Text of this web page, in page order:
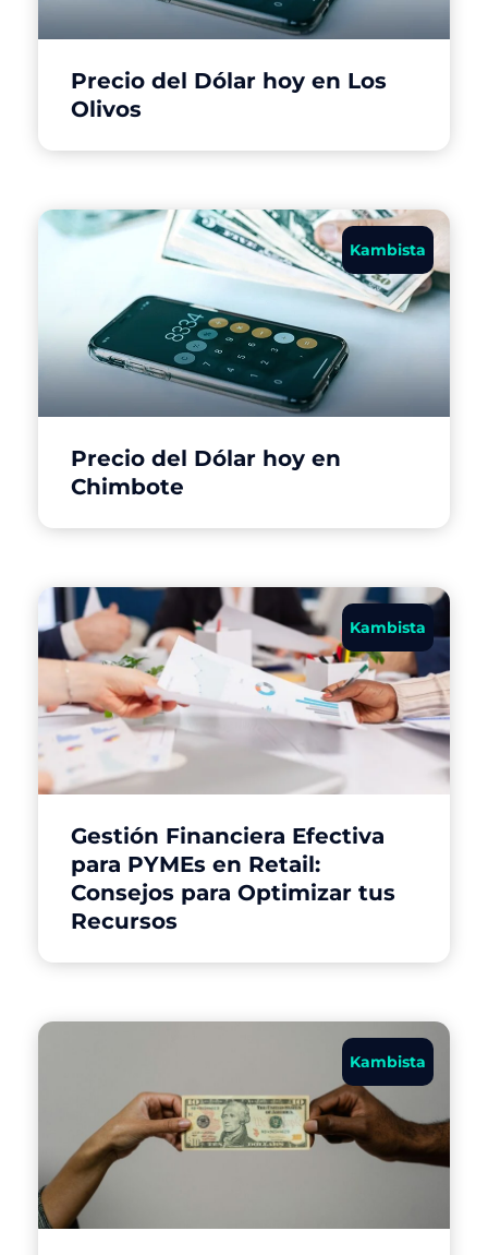
Precio del Dólar hoy en Los
Olivos
Kambista
Precio del Dólar hoy en
Chimbote
Kambista
Gestión Financiera Efectiva
para PYMEs en Retail:
Consejos para Optimizar tus
Recursos
Kambista